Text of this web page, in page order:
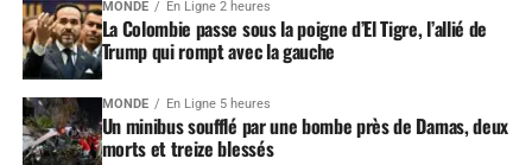
MONDE En Ligne 2 heures
La Colombie passe sous la poigne d’El Tigre, l’allié de
Trump qui rompt avec la gauche
MONDE En Ligne 5 heures
Un minibus soufflé par une bombe près de Damas, deux
morts et treize blessés